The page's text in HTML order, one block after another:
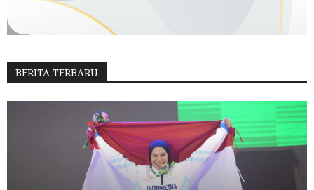
BERITA TERBARU